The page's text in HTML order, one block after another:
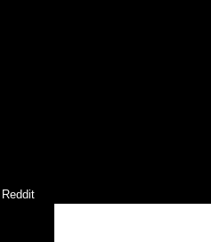
Reddit